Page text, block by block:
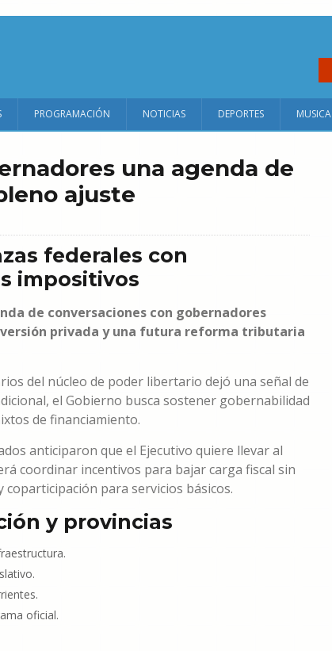
PROGRAMACIÓN NOTICIAS DEPORTES MUSICA
una agenda de
ajuste
federales con
impositivos
de conversaciones con gobernadores
privada y una futura reforma tributaria
del núcleo de poder libertario dejó una señal de
el Gobierno busca sostener gobernabilidad
de financiamiento.
anticiparon que el Ejecutivo quiere llevar al
coordinar incentivos para bajar carga fiscal sin
para servicios básicos.
y provincias
oficial.